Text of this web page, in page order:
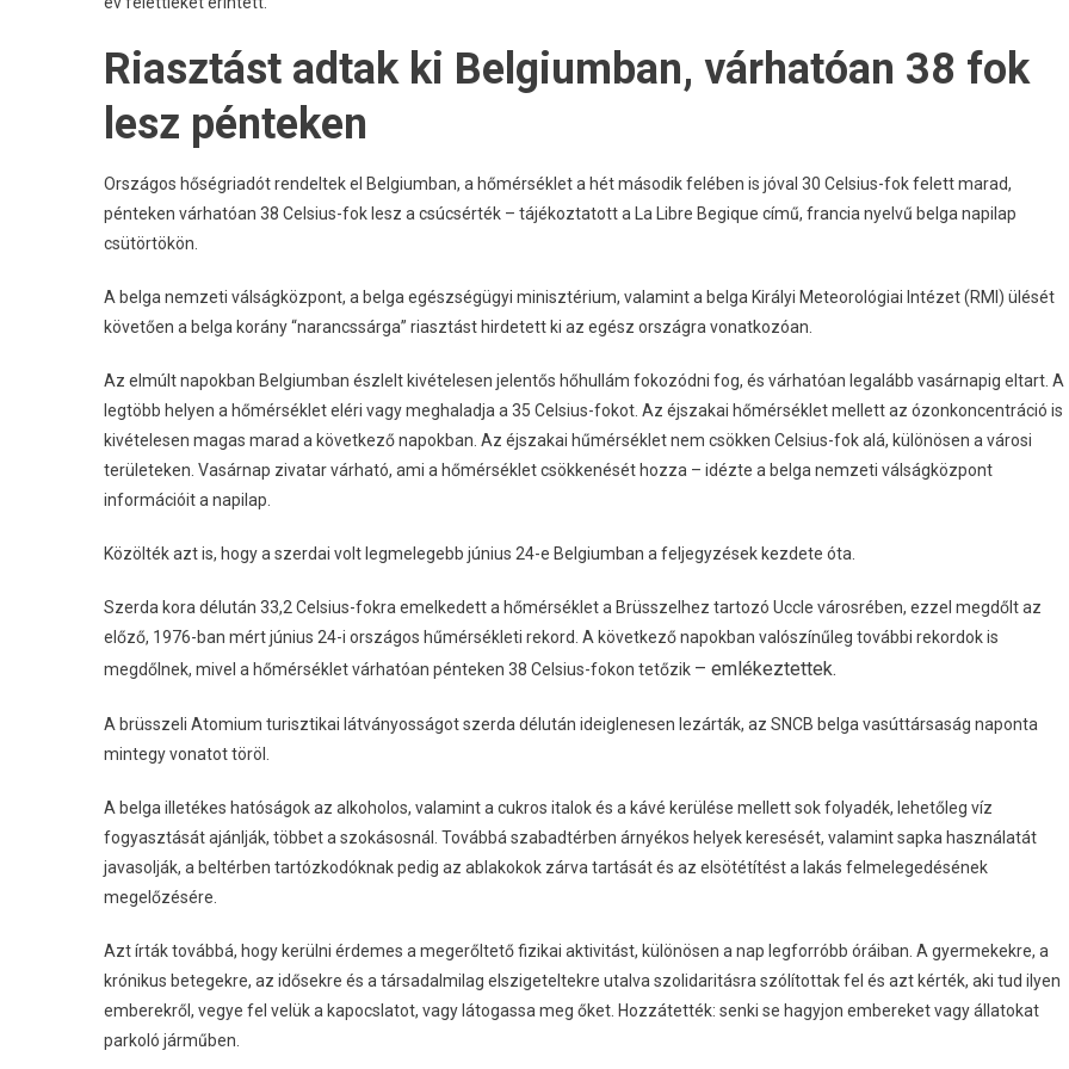
Riasztást adtak ki Belgiumban, várhatóan 38 fok
lesz pénteken
Országos hőségriadót rendeltek el Belgiumban, a hőmérséklet a hét második felében is jóval 30 Celsius-fok felett marad,
pénteken várhatóan 38 Celsius-fok lesz a csúcsérték – tájékoztatott a La Libre Begique című, francia nyelvű belga napilap
csütörtökön.
A belga nemzeti válságközpont, a belga egészségügyi minisztérium, valamint a belga Királyi Meteorológiai Intézet (RMI) ülését
követően a belga korány “narancssárga” riasztást hirdetett ki az egész országra vonatkozóan.
Az elmúlt napokban Belgiumban észlelt kivételesen jelentős hőhullám fokozódni fog, és várhatóan legalább vasárnapig eltart. A
legtöbb helyen a hőmérséklet eléri vagy meghaladja a 35 Celsius-fokot. Az éjszakai hőmérséklet mellett az ózonkoncentráció is
kivételesen magas marad a következő napokban. Az éjszakai hűmérséklet nem csökken Celsius-fok alá, különösen a városi
területeken. Vasárnap zivatar várható, ami a hőmérséklet csökkenését hozza – idézte a belga nemzeti válságközpont
információit a napilap.
Közölték azt is, hogy a szerdai volt legmelegebb június 24-e Belgiumban a feljegyzések kezdete óta.
Szerda kora délután 33,2 Celsius-fokra emelkedett a hőmérséklet a Brüsszelhez tartozó Uccle városrében, ezzel megdőlt az
előző, 1976-ban mért június 24-i országos hűmérsékleti rekord. A következő napokban valószínűleg további rekordok is
megdőlnek, mivel a hőmérséklet várhatóan pénteken 38 Celsius-fokon tetőzik – emlékeztettek.
A brüsszeli Atomium turisztikai látványosságot szerda délután ideiglenesen lezárták, az SNCB belga vasúttársaság naponta
mintegy vonatot töröl.
A belga illetékes hatóságok az alkoholos, valamint a cukros italok és a kávé kerülése mellett sok folyadék, lehetőleg víz
fogyasztását ajánlják, többet a szokásosnál. Továbbá szabadtérben árnyékos helyek keresését, valamint sapka használatát
javasolják, a beltérben tartózkodóknak pedig az ablakokok zárva tartását és az elsötétítést a lakás felmelegedésének
megelőzésére.
Azt írták továbbá, hogy kerülni érdemes a megerőltető fizikai aktivitást, különösen a nap legforróbb óráiban. A gyermekekre, a
krónikus betegekre, az idősekre és a társadalmilag elszigeteltekre utalva szolidaritásra szólítottak fel és azt kérték, aki tud ilyen
emberekről, vegye fel velük a kapocslatot, vagy látogassa meg őket. Hozzátették: senki se hagyjon embereket vagy állatokat
parkoló járműben.